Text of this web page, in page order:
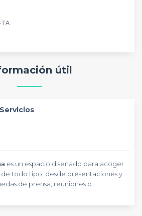
útil
es un espacio diseñado para acoger
todo tipo, desde presentaciones y
de prensa, reuniones o
Sus salas y áreas de trabajo se
creativo y totalmente
espacio va más allá de un lugar de